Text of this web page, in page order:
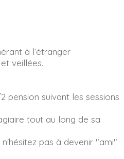
à l’étranger
veillées.
pension suivant les sessions
tout au long de sa
pas à devenir "ami"